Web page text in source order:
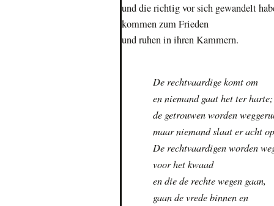
und die richtig vor sich gewandelt
kommen zum Frieden
und ruhen in ihren Kammern.
De rechtvaardige komt om
en niemand gaat het ter harte;
de getrouwen worden
maar niemand slaat er acht
De rechtvaardigen worden
voor het kwaad
en die de rechte wegen gaan,
gaan de vrede binnen en